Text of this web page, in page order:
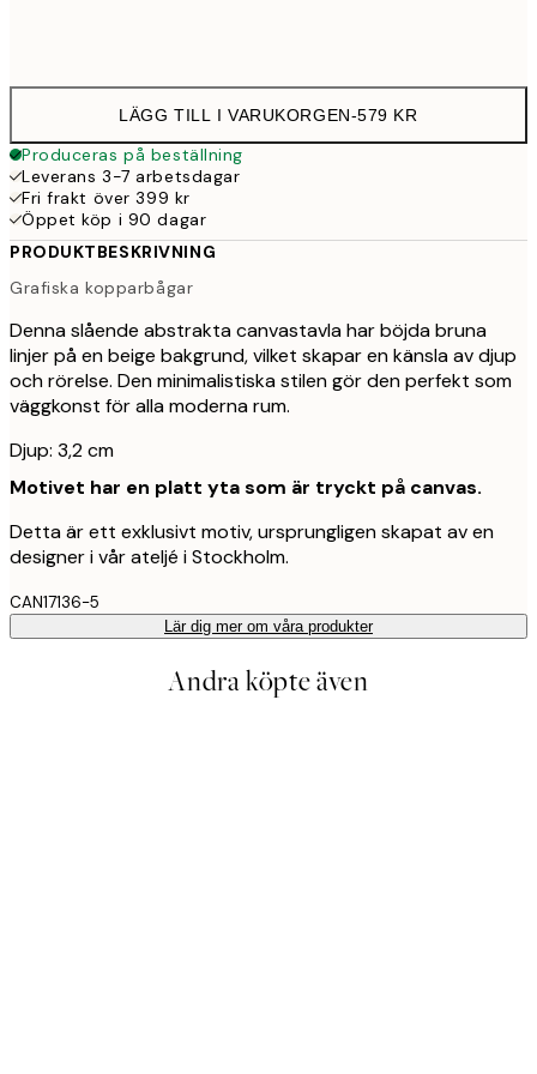
LÄGG TILL I VARUKORGEN-579 KR
Produceras på beställning
Leverans 3-7 arbetsdagar
Fri frakt över 399 kr
Öppet köp i 90 dagar
PRODUKTBESKRIVNING
Grafiska kopparbågar
Denna slående abstrakta canvastavla har böjda bruna
linjer på en beige bakgrund, vilket skapar en känsla av djup
och rörelse. Den minimalistiska stilen gör den perfekt som
väggkonst för alla moderna rum.
Djup: 3,2 cm
Motivet har en platt yta som är tryckt på canvas.
Detta är ett exklusivt motiv, ursprungligen skapat av en
designer i vår ateljé i Stockholm.
CAN17136-5
Lär dig mer om våra produkter
Andra köpte även